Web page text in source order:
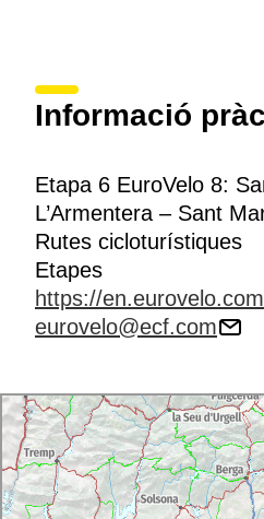
Informació
Etapa 6 EuroVelo 8:
L’Armentera – Sant
Rutes cicloturístiques
Etapes
https://
eurovelo@ecf.com